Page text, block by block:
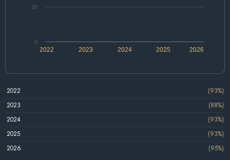
2022 2024 2026
2023 2025
0
20
2022
(93%)
2023
(88%)
2024
(93%)
2025
(93%)
2026
(95%)